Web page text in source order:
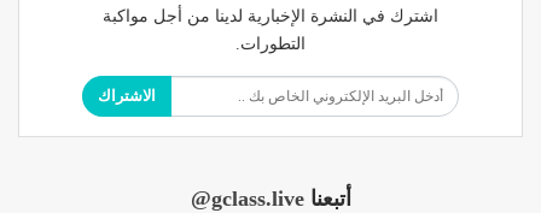
اشترك في النشرة الإخبارية لدينا من أجل مواكبة
التطورات.
الاشتراك
أتبعنا@gclass.live